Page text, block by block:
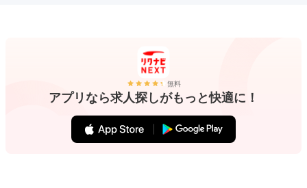
無料
アプリなら求人探しがもっと快適に！